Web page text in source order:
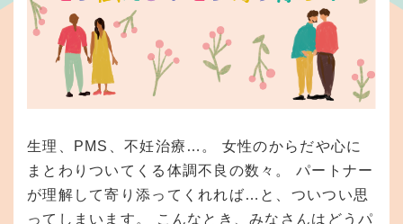
生理、PMS、不妊治療…。 女性のからだや心に
まとわりついてくる体調不良の数々。 パートナー
が理解して寄り添ってくれれば…と、ついつい思
ってしまいます。 こんなとき、みなさんはどうパ